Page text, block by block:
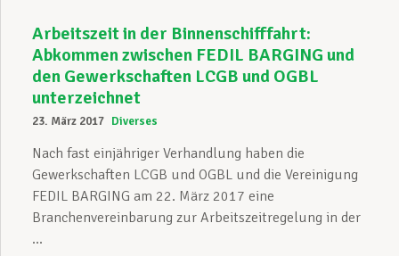
Arbeitszeit in der Binnenschifffahrt:
Abkommen zwischen FEDIL BARGING und
den Gewerkschaften LCGB und OGBL
unterzeichnet
23. März 2017 Diverses
Nach fast einjähriger Verhandlung haben die
Gewerkschaften LCGB und OGBL und die Vereinigung
FEDIL BARGING am 22. März 2017 eine
Branchenvereinbarung zur Arbeitszeitregelung in der
...